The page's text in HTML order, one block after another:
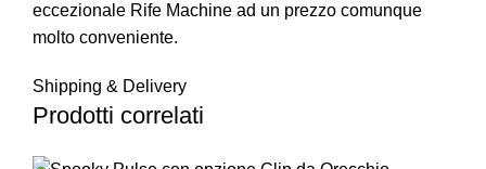
eccezionale Rife Machine ad un prezzo comunque
molto conveniente.
Shipping & Delivery
Prodotti correlati